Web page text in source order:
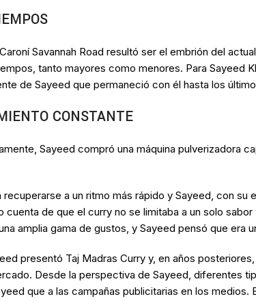
Savannah Road resultó ser el embrión del
tanto mayores como menores. Para Sayeed
de Sayeed que permaneció con él hasta los
CONSTANTE
Sayeed compró una máquina pulverizadora
recuperarse a un ritmo más rápido y Sayeed, con
de que el curry no se limitaba a un solo
amplia gama de gustos, y Sayeed pensó que era
presentó Taj Madras Curry y, en años
Desde la perspectiva de Sayeed, diferentes
que a las campañas publicitarias en los